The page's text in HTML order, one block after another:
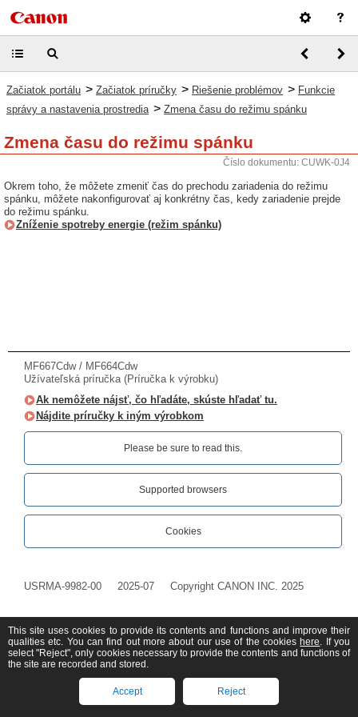
Začiatok portálu > Začiatok príručky > Riešenie problémov > Funkcie
správy a nastavenia prostredia > Zmena času do režimu spánku
Zmena času do režimu spánku
Číslo dokumentu: CUWK-0J4
Okrem toho, že môžete zmeniť čas do prechodu zariadenia do režimu
spánku, môžete nakonfigurovať aj konkrétny čas, kedy zariadenie prejde
do režimu spánku.
Zníženie spotreby energie (režim spánku)
MF667Cdw / MF664Cdw
Užívateľská príručka (Príručka k výrobku)
Ak nemôžete nájsť, čo hľadáte, skúste hľadať tu.
Nájdite príručky k iným výrobkom
Please be sure to read this.‎
Supported browsers
Cookies
USRMA-9982-00 2025-07 Copyright CANON INC. 2025
This site uses cookies to provide its contents and functions and improve their
qualities etc. You can find out more about our use of the cookies here. If you
select "Reject", only cookies necessary to provide the contents and functions of
the site are recorded and stored.
Accept Reject